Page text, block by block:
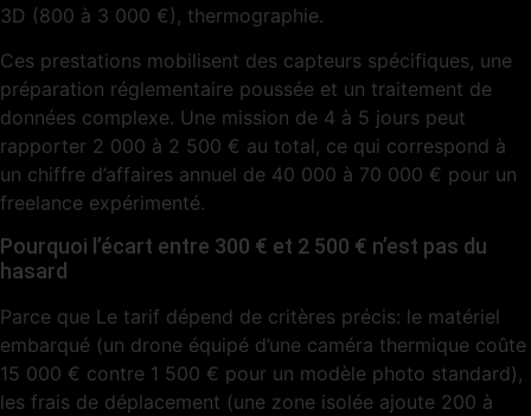
3D (800 à 3 000 €), thermographie.
Ces prestations mobilisent des capteurs spécifiques, une
préparation réglementaire poussée et un traitement de
données complexe. Une mission de 4 à 5 jours peut
rapporter 2 000 à 2 500 € au total, ce qui correspond à
un chiffre d’affaires annuel de 40 000 à 70 000 € pour un
freelance expérimenté.
Pourquoi l’écart entre 300 € et 2 500 € n’est pas du
hasard
Parce que Le tarif dépend de critères précis: le matériel
embarqué (un drone équipé d’une caméra thermique coûte
15 000 € contre 1 500 € pour un modèle photo standard),
les frais de déplacement (une zone isolée ajoute 200 à